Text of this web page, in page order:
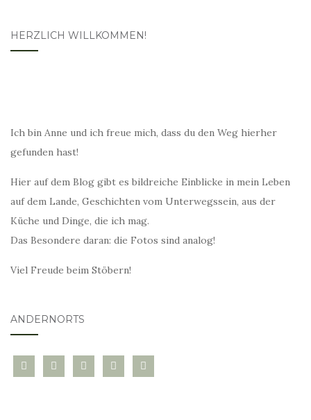
HERZLICH WILLKOMMEN!
Ich bin Anne und ich freue mich, dass du den Weg hierher
gefunden hast!
Hier auf dem Blog gibt es bildreiche Einblicke in mein Leben
auf dem Lande, Geschichten vom Unterwegssein, aus der
Küche und Dinge, die ich mag.
Das Besondere daran: die Fotos sind analog!
Viel Freude beim Stöbern!
ANDERNORTS
bloglovininstagramtwitter pinterest
mail